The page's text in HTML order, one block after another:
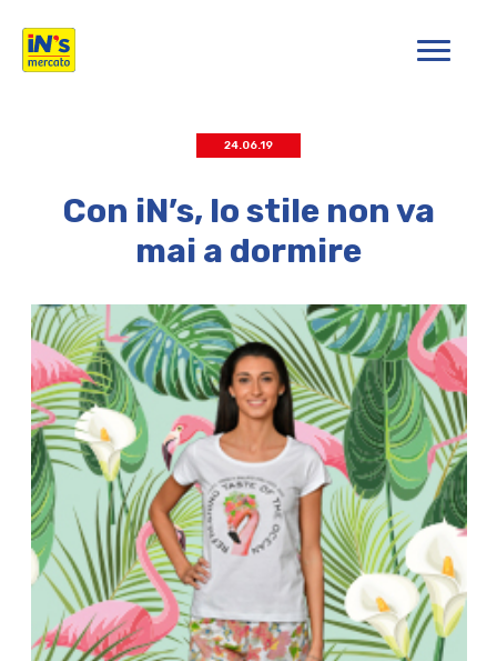
iN's Mercato
24.06.19
Con iN’s, lo stile non va
mai a dormire